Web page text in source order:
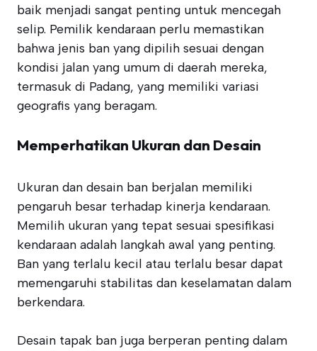
baik menjadi sangat penting untuk mencegah
selip. Pemilik kendaraan perlu memastikan
bahwa jenis ban yang dipilih sesuai dengan
kondisi jalan yang umum di daerah mereka,
termasuk di Padang, yang memiliki variasi
geografis yang beragam.
Memperhatikan Ukuran dan Desain
Ukuran dan desain ban berjalan memiliki
pengaruh besar terhadap kinerja kendaraan.
Memilih ukuran yang tepat sesuai spesifikasi
kendaraan adalah langkah awal yang penting.
Ban yang terlalu kecil atau terlalu besar dapat
memengaruhi stabilitas dan keselamatan dalam
berkendara.
Desain tapak ban juga berperan penting dalam